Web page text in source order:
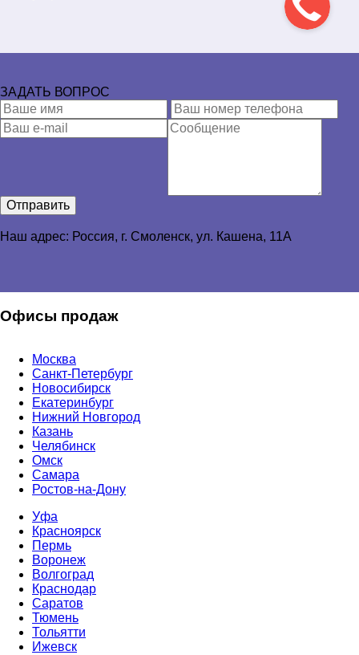
ЗАДАТЬ ВОПРОС
Отправить
Наш адрес: Россия, г. Смоленск, ул. Кашена, 11А
Офисы продаж
Москва
Санкт-Петербург
Новосибирск
Екатеринбург
Нижний Новгород
Казань
Челябинск
Омск
Самара
Ростов-на-Дону
Уфа
Красноярск
Пермь
Воронеж
Волгоград
Краснодар
Саратов
Тюмень
Тольятти
Ижевск